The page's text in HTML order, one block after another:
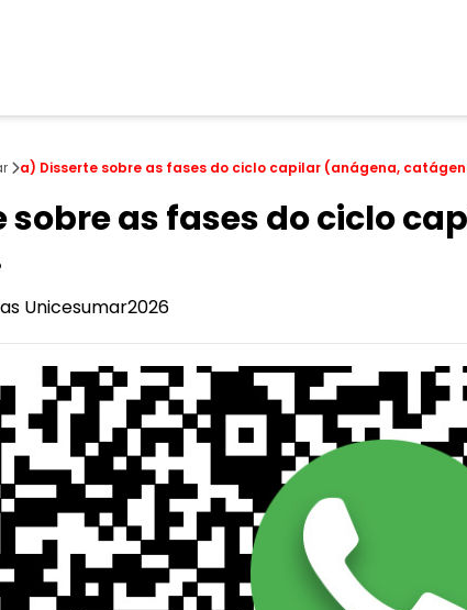
a) Disserte sobre as fases do ciclo capilar (anágena,
sobre as fases do ciclo
Unicesumar2026